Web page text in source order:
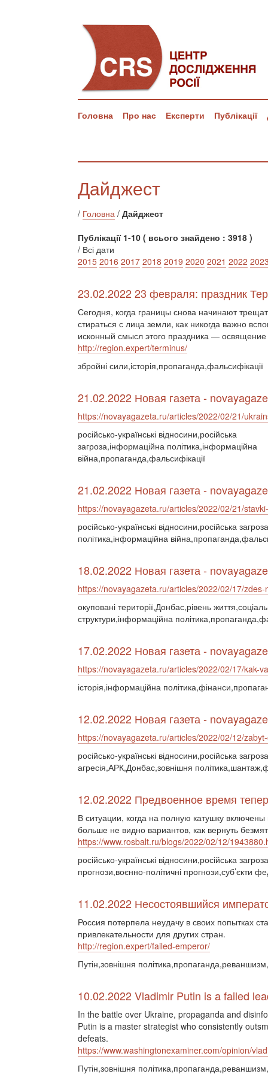
Головна Про нас Експерти Публікації
Дайджест
/ Головна / Дайджест
Публікації 1-10 ( всього знайдено : 3918 )
/ Всі дати
2015 2016 2017 2018 2019 2020 2021 2022
23.02.2022 23 февраля: праздник
Сегодня, когда границы снова начинают
стираться с лица земли, как никогда важно
исконный смысл этого праздника — освящение
http://region.expert/terminus/
збройні сили,історія,пропаганда,фальсифікації
21.02.2022 Новая газета -
https://novayagazeta.ru/articles/2022/02/21/
російсько-українські відносини,російська
загроза,інформаційна політика,інформаційна
війна,пропаганда,фальсифікації
21.02.2022 Новая газета -
https://novayagazeta.ru/articles/2022/02/21/
російсько-українські відносини,російська
політика,інформаційна
18.02.2022 Новая газета -
https://novayagazeta.ru/articles/2022/02/17/
окуповані території,Донбас,рівень
структури,інформаційна
17.02.2022 Новая газета -
https://novayagazeta.ru/articles/2022/02/17/kak-
історія,інформаційна
12.02.2022 Новая газета -
https://novayagazeta.ru/articles/2022/02/12/
російсько-українські відносини,російська
агресія,АРК,Донбас,зовнішня
12.02.2022 Предвоенное время
В ситуации, когда на полную катушку
больше не видно вариантов, как вернуть
https://www.rosbalt.ru/blogs/2022/02/12/
російсько-українські відносини,російська
прогнози,воєнно-політичні прогнози,суб’єкти
11.02.2022 Несостоявшийся
Россия потерпела неудачу в своих попытках
привлекательности для других стран.
http://region.expert/failed-emperor/
Путін,зовнішня
10.02.2022 Vladimir Putin is a failed
In the battle over Ukraine, propaganda and
Putin is a master strategist who consistently
defeats.
https://www.washingtonexaminer.com/opinion/
Путін,зовнішня